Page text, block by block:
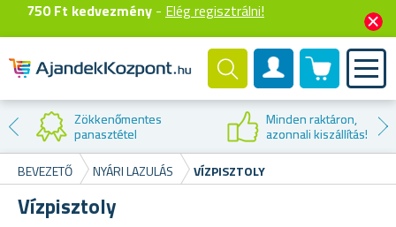
750 Ft kedvezmény - Elég regisztrálni!
Felhasználók fiók
0 termék
Kedvezmény az
első vásárláskor
BEVEZETŐ NYÁRI LAZULÁS VÍZPISZTOLY
Vízpisztoly